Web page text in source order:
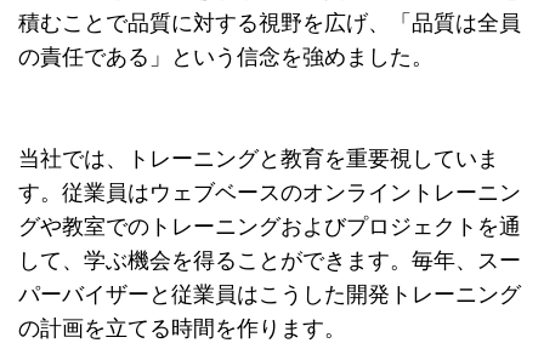
積むことで品質に対する視野を広げ、「品質は全員
の責任である」という信念を強めました。
当社では、トレーニングと教育を重要視していま
す。従業員はウェブベースのオンライントレーニン
グや教室でのトレーニングおよびプロジェクトを通
して、学ぶ機会を得ることができます。毎年、スー
パーバイザーと従業員はこうした開発トレーニング
の計画を立てる時間を作ります。